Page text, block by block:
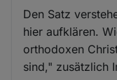
Den Satz
hier aufklären.
orthodoxen
sind," zusätzlich